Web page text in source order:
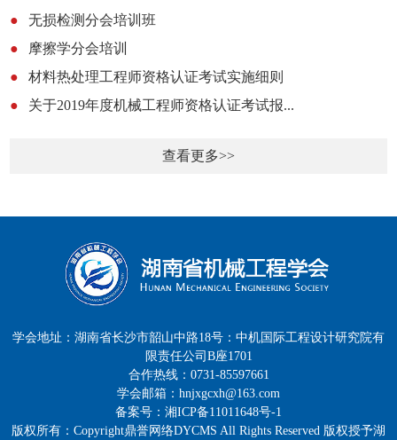
●
无损检测分会培训班
●
摩擦学分会培训
●
材料热处理工程师资格认证考试实施细则
●
关于2019年度机械工程师资格认证考试报...
查看更多>>
学会地址：湖南省长沙市韶山中路18号：中机国际工程设计研究院有
限责任公司B座1701
合作热线：0731-85597661
学会邮箱：hnjxgcxh@163.com
备案号：湘ICP备11011648号-1
版权所有：Copyright鼎誉网络DYCMS All Rights Reserved 版权授予湖